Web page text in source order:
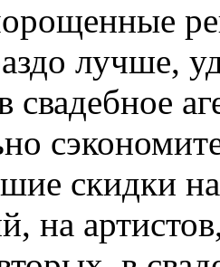
лучше,
свадебное
скидки
на